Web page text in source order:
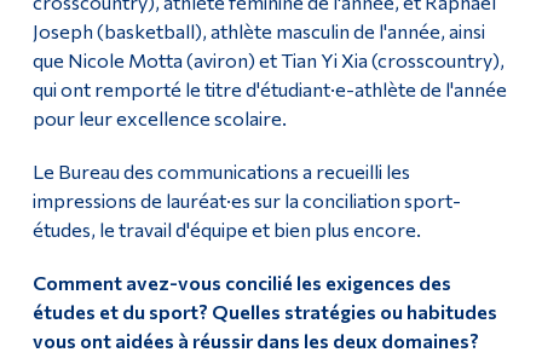
Joseph (basketball), athlète masculin de l'année, ainsi
que Nicole Motta (aviron) et Tian Yi Xia (crosscountry),
qui ont remporté le titre d'étudiant·e-athlète de l'année
pour leur excellence scolaire.
Le Bureau des communications a recueilli les
impressions de lauréat·es sur la conciliation sport-
études, le travail d'équipe et bien plus encore.
Comment avez-vous concilié les exigences des
études et du sport? Quelles stratégies ou habitudes
vous ont aidées à réussir dans les deux domaines?